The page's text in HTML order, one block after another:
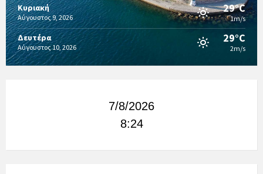
Κυριακή
Αύγουστος 9, 2026
29°C
1m/s
Δευτέρα
Αύγουστος 10, 2026
29°C
2m/s
7/8/2026
8:24